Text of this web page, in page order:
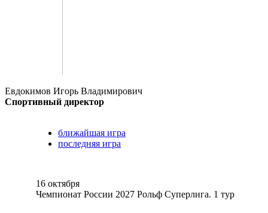
Евдокимов Игорь Владимирович
Спортивный директор
ближайшая игра
последняя игра
16 октября
Чемпионат России 2027 Рольф Суперлига. 1 тур